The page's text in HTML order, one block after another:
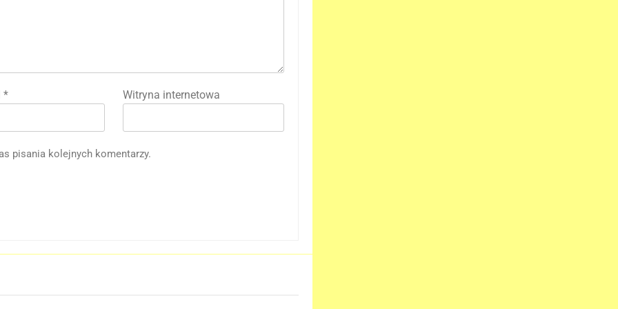
* Witryna internetowa
pisania kolejnych komentarzy.